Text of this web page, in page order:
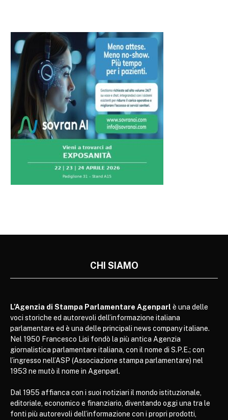
CHI SIAMO
L’Agenzia di Stampa Parlamentare Agenparl è una delle
voci storiche ed autorevoli dell’informazione italiana
parlamentare ed è una delle principali news company italiane.
Nel 1950 Francesco Lisi fondò la più antica Agenzia
giornalistica parlamentare italiana, con il nome di S.P.E.; con
l’ingresso nell’ASP (Associazione stampa parlamentare) nel
1953 ne mutò il nome in Agenparl.
Dal 1955 affianca con i suoi notiziari il mondo istituzionale,
editoriale, economico e finanziario, diventando oggi una tra le
fonti più autorevoli dell’informazione con i propri prodotti,